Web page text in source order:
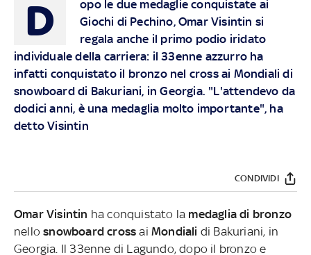
D
opo le due medaglie conquistate ai
Giochi di Pechino, Omar Visintin si
regala anche il primo podio iridato
individuale della carriera: il 33enne azzurro ha
infatti conquistato il bronzo nel cross ai Mondiali di
snowboard di Bakuriani, in Georgia. "L'attendevo da
dodici anni, è una medaglia molto importante", ha
detto Visintin
CONDIVIDI
Omar Visintin ha conquistato la medaglia di bronzo
nellosnowboard cross ai Mondiali di Bakuriani, in
Georgia. Il 33enne di Lagundo, dopo il bronzo e